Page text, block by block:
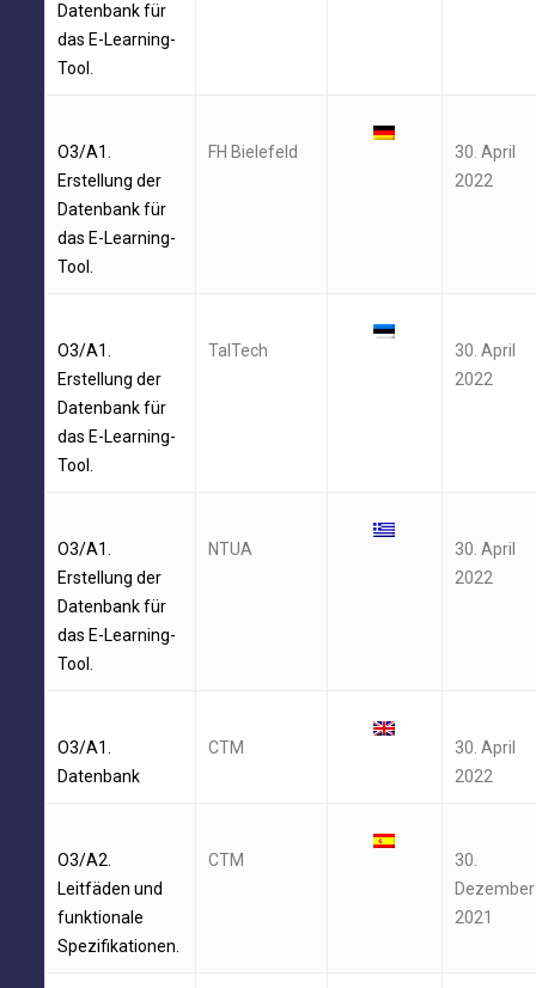
Datenbank für
das E-Learning-
Tool.
O3/A1.
Erstellung der
Datenbank für
das E-Learning-
Tool.
FH Bielefeld
30. April
2022
O3/A1.
Erstellung der
Datenbank für
das E-Learning-
Tool.
TalTech
30. April
2022
O3/A1.
Erstellung der
Datenbank für
das E-Learning-
Tool.
NTUA
30. April
2022
O3/A1.
Datenbank
CTM
30. April
2022
O3/A2.
Leitfäden und
funktionale
Spezifikationen.
CTM
30.
Dezember
2021